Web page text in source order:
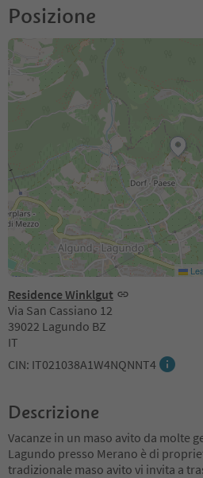
Posizione
Residence Winklgut
Via San Cassiano 12
39022 Lagundo BZ
IT
CIN: IT021038A1W4NQNNT4
Descrizione
Vacanze in un maso avito da molte
Lagundo presso Merano è di
tradizionale maso avito vi invita a